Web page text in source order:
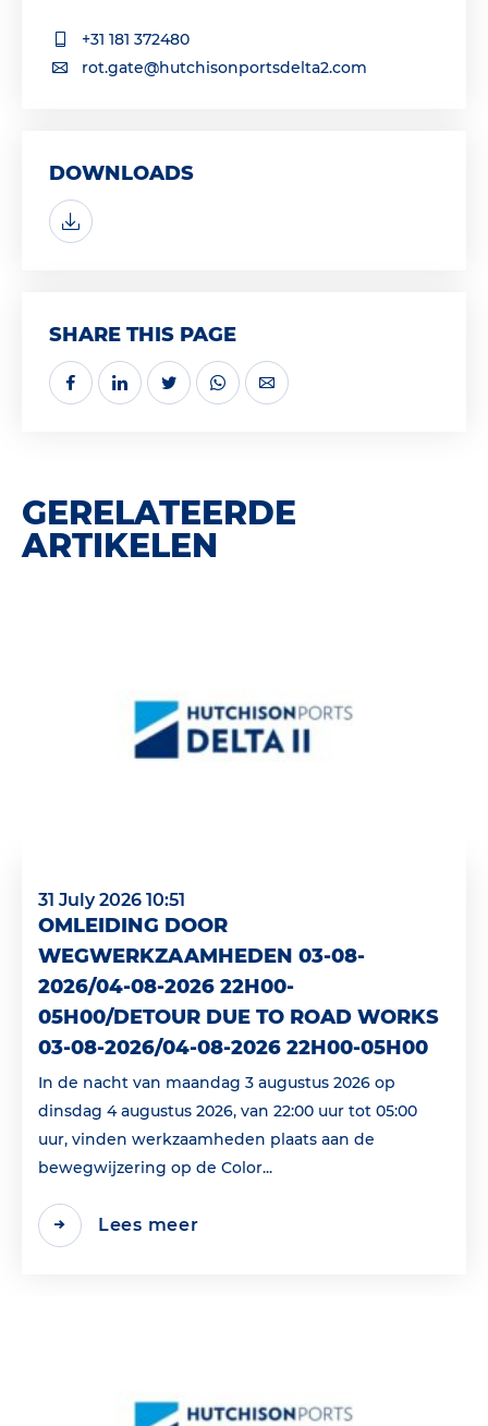
+31 181 372480
rot.gate@hutchisonportsdelta2.com
DOWNLOADS
SHARE THIS PAGE
GERELATEERDE
ARTIKELEN
31 July 2026 10:51
OMLEIDING DOOR
WEGWERKZAAMHEDEN 03-08-
2026/04-08-2026 22H00-
05H00/DETOUR DUE TO ROAD WORKS
03-08-2026/04-08-2026 22H00-05H00
In de nacht van maandag 3 augustus 2026 op
dinsdag 4 augustus 2026, van 22:00 uur tot 05:00
uur, vinden werkzaamheden plaats aan de
bewegwijzering op de Color...
Lees meer